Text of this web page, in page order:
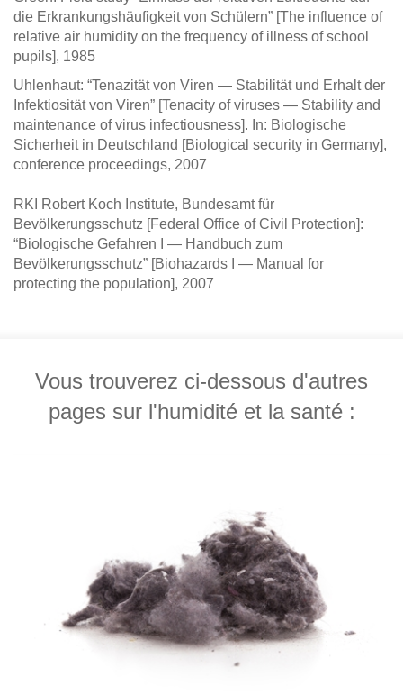
die Erkrankungshäufigkeit von Schülern” [The influence of
relative air humidity on the frequency of illness of school
pupils], 1985
Uhlenhaut: “Tenazität von Viren — Stabilität und Erhalt der
Infektiosität von Viren” [Tenacity of viruses — Stability and
maintenance of virus infectiousness]. In: Biologische
Sicherheit in Deutschland [Biological security in Germany],
conference proceedings, 2007
RKI Robert Koch Institute, Bundesamt für
Bevölkerungsschutz [Federal Office of Civil Protection]:
“Biologische Gefahren I — Handbuch zum
Bevölkerungsschutz” [Biohazards I — Manual for
protecting the population], 2007
Vous trouverez ci-dessous d'autres
pages sur l'humidité et la santé :